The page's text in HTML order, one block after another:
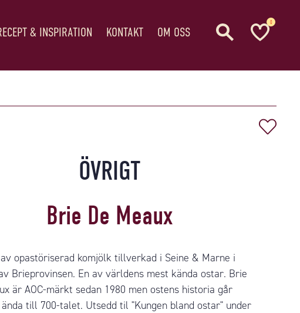
& INSPIRATION KONTAKT OM OSS
0
ÖVRIGT
Brie De Meaux
opastöriserad komjölk tillverkad i Seine & Marne i
Brieprovinsen. En av världens mest kända ostar. Brie
är AOC-märkt sedan 1980 men ostens historia går
till 700-talet. Utsedd til "Kungen bland ostar" under